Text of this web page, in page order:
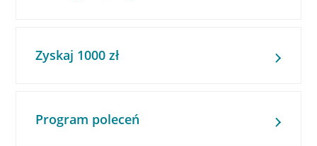
Zyskaj 1000 zł
Program poleceń